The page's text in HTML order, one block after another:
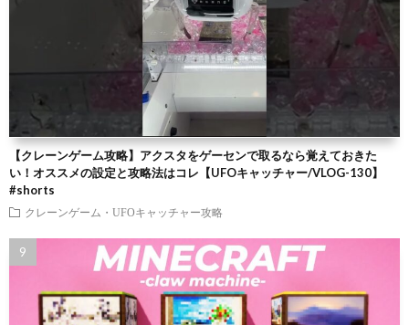
【クレーンゲーム攻略】アクスタをゲーセンで取るなら覚えておきた
い！オススメの設定と攻略法はコレ【UFOキャッチャー/VLOG-130】
#shorts
クレーンゲーム・UFOキャッチャー攻略